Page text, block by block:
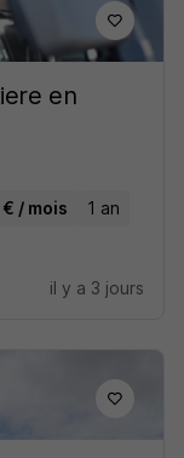
en
/ mois 1 an
il y a 3 jours